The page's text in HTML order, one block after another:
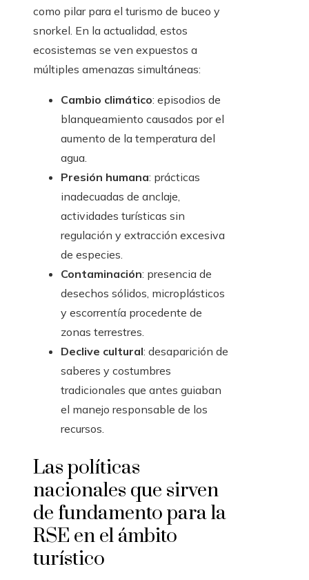
como pilar para el turismo de buceo y
snorkel. En la actualidad, estos
ecosistemas se ven expuestos a
múltiples amenazas simultáneas:
Cambio climático: episodios de
blanqueamiento causados por el
aumento de la temperatura del
agua.
Presión humana: prácticas
inadecuadas de anclaje,
actividades turísticas sin
regulación y extracción excesiva
de especies.
Contaminación: presencia de
desechos sólidos, microplásticos
y escorrentía procedente de
zonas terrestres.
Declive cultural: desaparición de
saberes y costumbres
tradicionales que antes guiaban
el manejo responsable de los
recursos.
Las políticas
nacionales que sirven
de fundamento para la
RSE en el ámbito
turístico